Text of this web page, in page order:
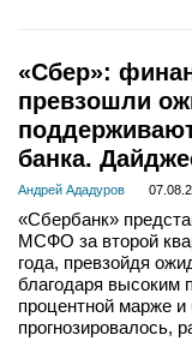
«Сбер»:
превзошли
банка.
Андрей Ададуров
«Сбербанк»
МСФО за второй
года, превзойдя
благодаря высоким
процентной марже
прогнозировалось,